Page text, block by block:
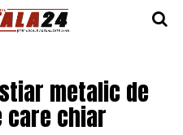
metalic de
care chiar